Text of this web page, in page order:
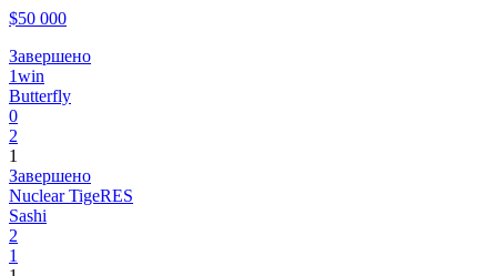
$50 000
Завершено
1win
Butterfly
0
2
1
Завершено
Nuclear TigeRES
Sashi
2
1